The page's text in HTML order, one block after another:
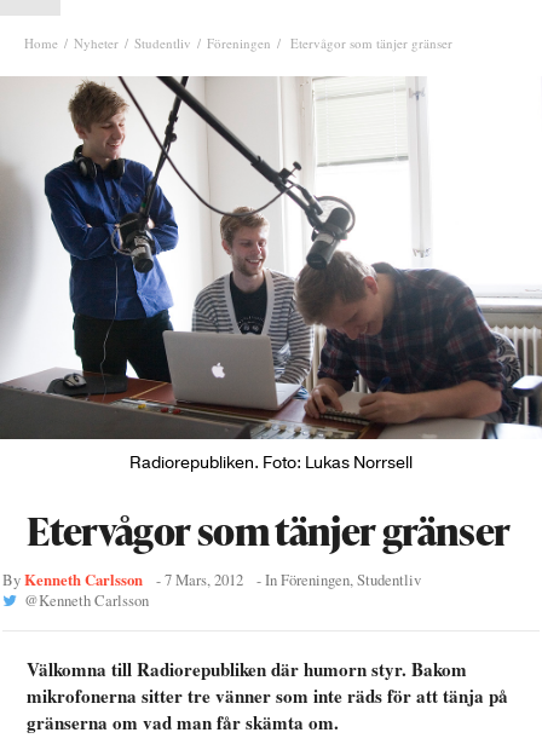
Home Nyheter Studentliv Föreningen Etervågor som tänjer gränser
Radiorepubliken. Foto: Lukas Norrsell
Etervågor som tänjer gränser
ByKenneth Carlsson -7 Mars, 2012 - InFöreningen,Studentliv
@Kenneth Carlsson
Välkomna till Radiorepubliken där humorn styr. Bakom
mikrofonerna sitter tre vänner som inte räds för att tänja på
gränserna om vad man får skämta om.